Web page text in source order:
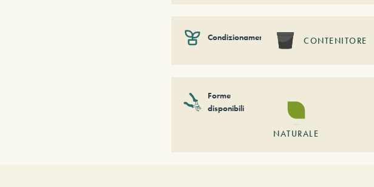
Condizionamento CONTENITORE
Forme
disponibili
NATURALE